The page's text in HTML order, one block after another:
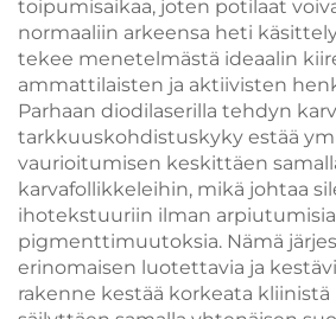
toipumisaikaa, joten potilaat
normaaliin arkeensa heti
tekee menetelmästä ideaalin
ammattilaisten ja aktiivisten
Parhaan diodilaserilla tehdyn
tarkkuuskohdistuskyky estää
vaurioitumisen keskittäen
karvafollikkeleihin, mikä johtaa
ihotekstuuriin ilman
pigmenttimuutoksia. Nämä
erinomaisen luotettavia ja
rakenne kestää korkeata